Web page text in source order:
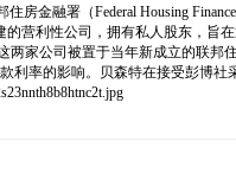
房金融署（Federal Housing
利性公司，拥有私人股东，旨
家公司被置于当年新成立的联
率的影响。贝森特在接受彭博